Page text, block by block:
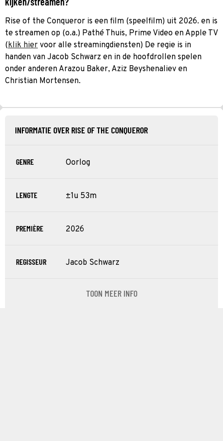
Rise of the Conqueror is een film (speelfilm) uit 2026. en is
te streamen op (o.a.) Pathé Thuis, Prime Video en Apple TV
(klik hier voor alle streamingdiensten) De regie is in
handen van Jacob Schwarz en in de hoofdrollen spelen
onder anderen Arazou Baker, Aziz Beyshenaliev en
Christian Mortensen.
INFORMATIE OVER RISE OF THE CONQUEROR
GENRE Oorlog
LENGTE ±1u 53m
PREMIÈRE 2026
REGISSEUR Jacob Schwarz
TOON MEER INFO